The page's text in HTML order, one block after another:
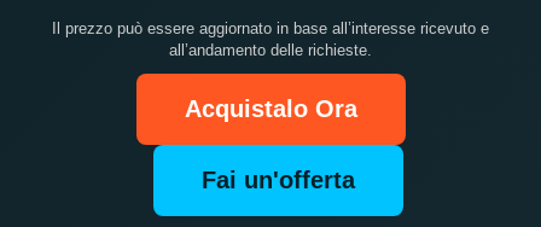
Il prezzo può essere aggiornato in base all’interesse ricevuto e
all’andamento delle richieste.
Acquistalo Ora
Fai un'offerta